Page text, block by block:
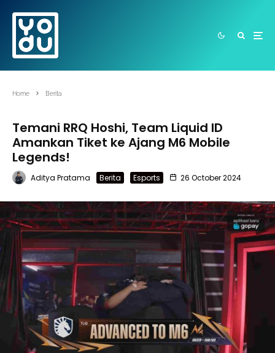
Home Berita
Temani RRQ Hoshi, Team Liquid ID
Amankan Tiket ke Ajang M6 Mobile
Legends!
Aditya Pratama Berita Esports 26 October 2024